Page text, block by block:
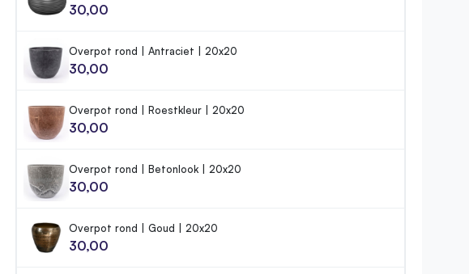
30,00
Overpot rond | Antraciet | 20x20
30,00
Overpot rond | Roestkleur | 20x20
30,00
Overpot rond | Betonlook | 20x20
30,00
Overpot rond | Goud | 20x20
30,00